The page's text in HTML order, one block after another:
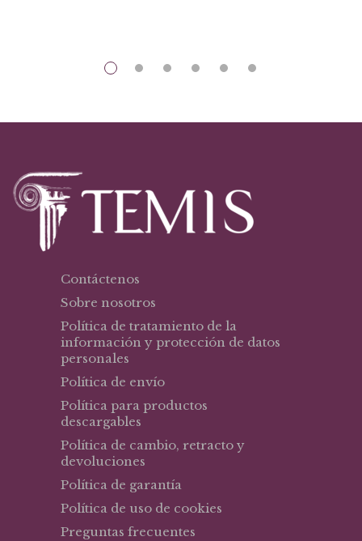
Contáctenos
Sobre nosotros
Política de tratamiento de la
información y protección de datos
personales
Política de envío
Política para productos
descargables
Política de cambio, retracto y
devoluciones
Política de garantía
Política de uso de cookies
Preguntas frecuentes